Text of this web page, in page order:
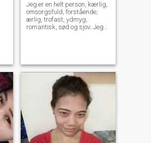
Jeg er en helt person, kærlig,
omsorgsfuld, forstående,
ærlig, trofast, ydmyg,
romantisk, sød og sjov. Jeg
barnebarn, som jeg elsker
så højt. Jeg opfostrede mine
børn og mit barnebarn alene.
Jeg er en meget
hårdtarbejdende mor. Jeg
elsker mine børn over alt
andet. Jeg er ikke her for
penge Jeg er her på dette
dating site er at søge min
livstid partner. Held og lykke
alle sammen.